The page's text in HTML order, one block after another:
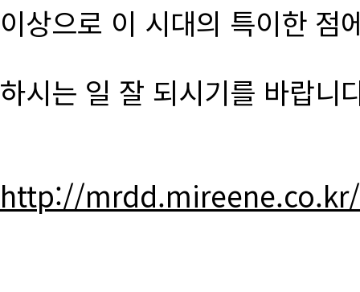
이상으로 이 시대의 특이한 점
하시는 일 잘 되시기를 바랍니
http://